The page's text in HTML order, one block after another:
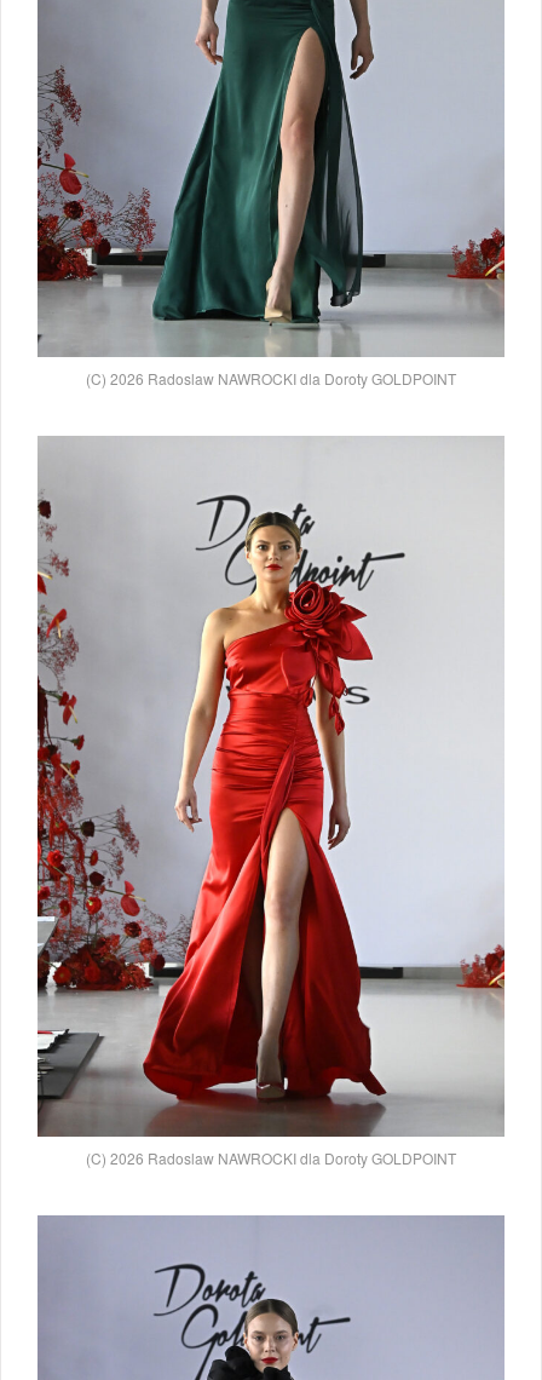
(C) 2026 Radoslaw NAWROCKI dla Doroty GOLDPOINT
(C) 2026 Radoslaw NAWROCKI dla Doroty GOLDPOINT